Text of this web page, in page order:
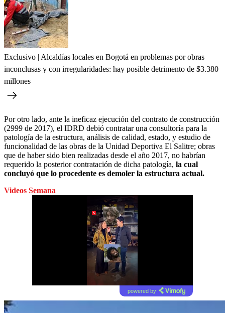
Exclusivo | Alcaldías locales en Bogotá en problemas por obras
inconclusas y con irregularidades: hay posible detrimento de $3.380
millones
Por otro lado, ante la ineficaz ejecución del contrato de construcción
(2999 de 2017), el IDRD debió contratar una consultoría para la
patología de la estructura, análisis de calidad, estado, y estudio de
funcionalidad de las obras de la Unidad Deportiva El Salitre; obras
que de haber sido bien realizadas desde el año 2017, no habrían
requerido la posterior contratación de dicha patología, la cual
concluyó que lo procedente es demoler la estructura actual.
Videos Semana
powered by